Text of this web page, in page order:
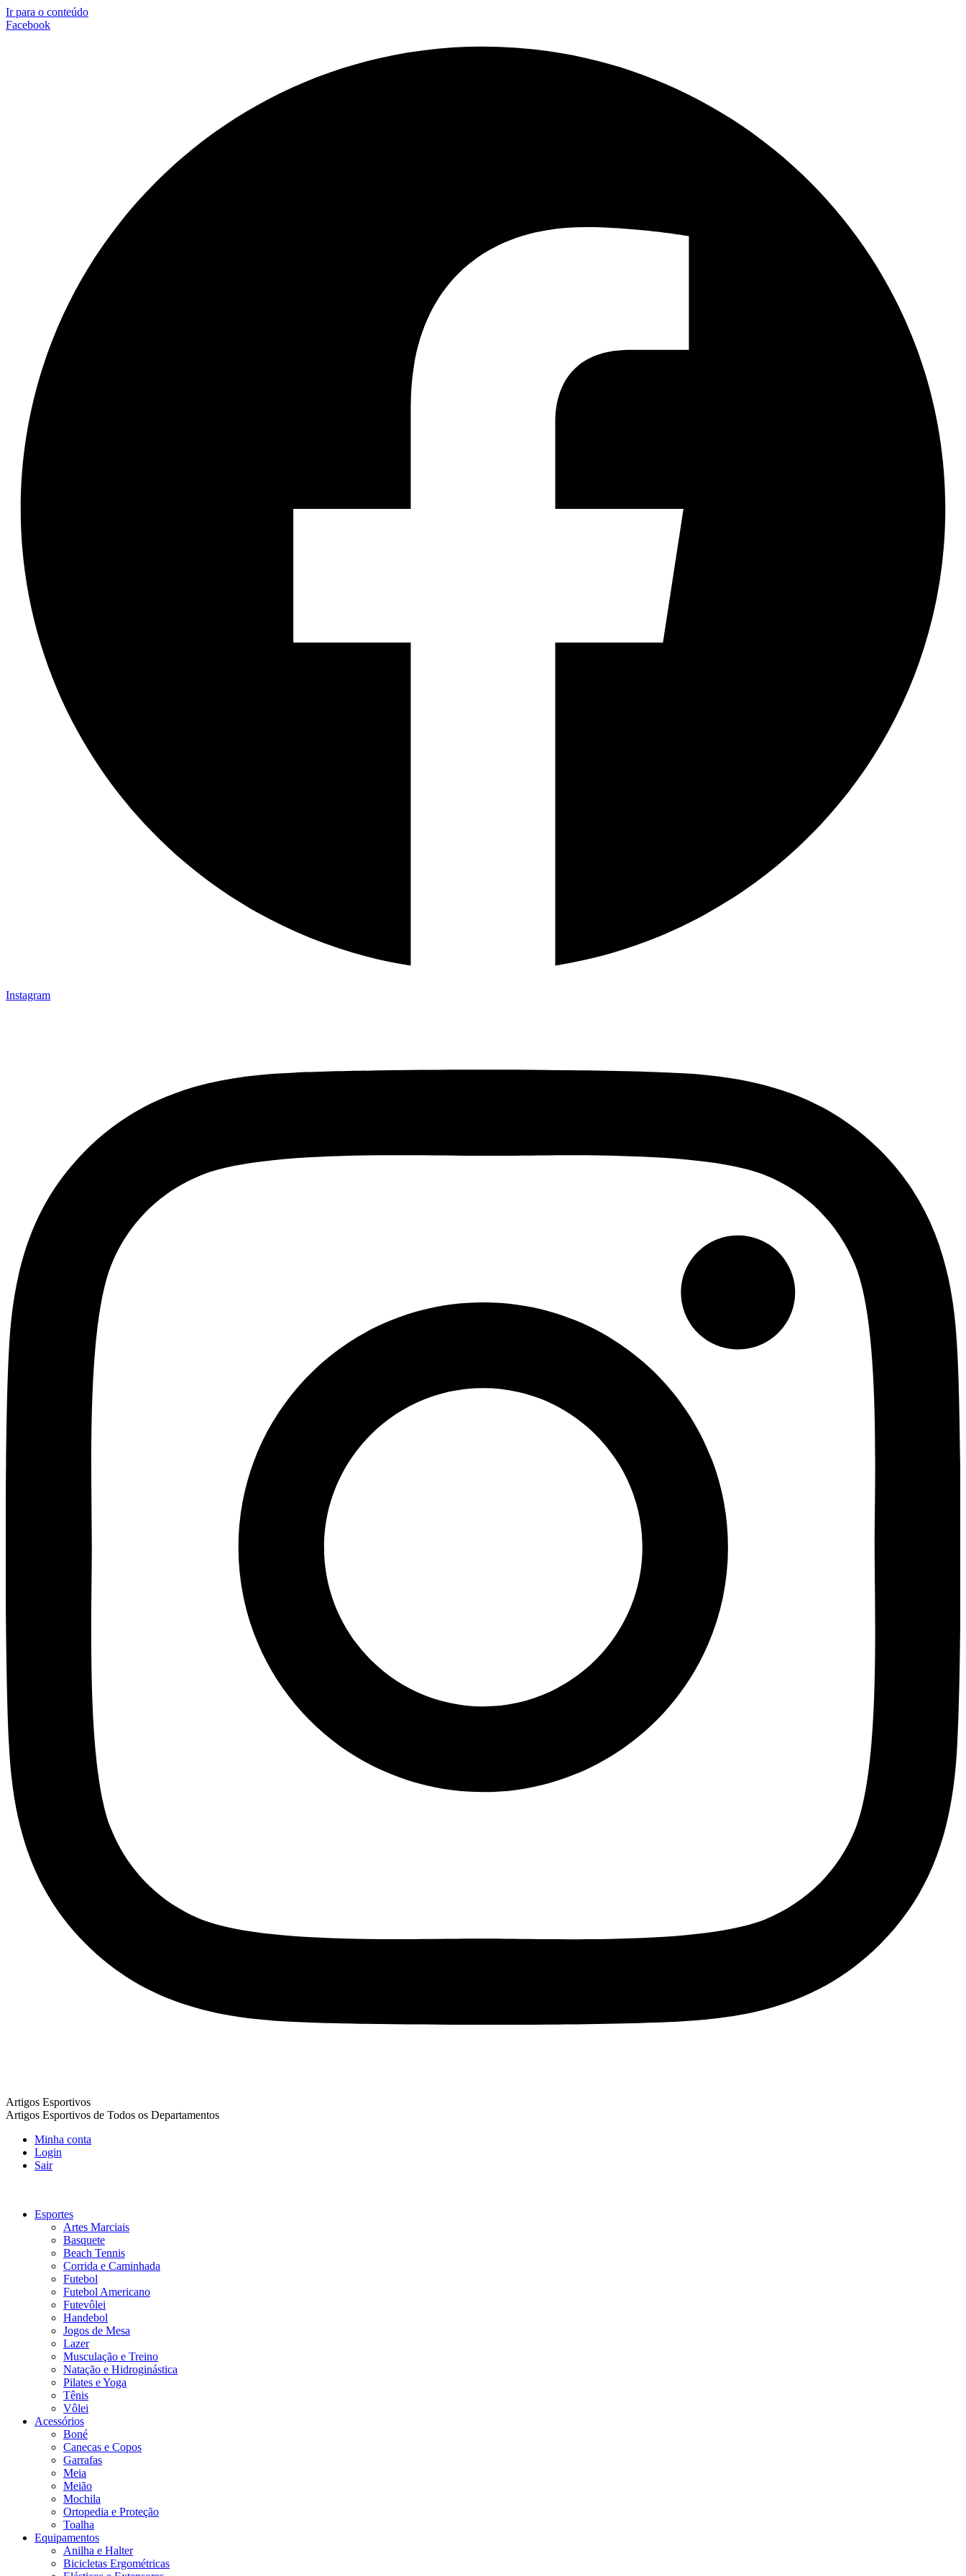
Ir para o conteúdo
Facebook
Instagram
Artigos Esportivos
Artigos Esportivos de Todos os Departamentos
Minha conta
Login
Sair
Esportes
Artes Marciais
Basquete
Beach Tennis
Corrida e Caminhada
Futebol
Futebol Americano
Futevôlei
Handebol
Jogos de Mesa
Lazer
Musculação e Treino
Natação e Hidroginástica
Pilates e Yoga
Tênis
Vôlei
Acessórios
Boné
Canecas e Copos
Garrafas
Meia
Meião
Mochila
Ortopedia e Proteção
Toalha
Equipamentos
Anilha e Halter
Bicicletas Ergométricas